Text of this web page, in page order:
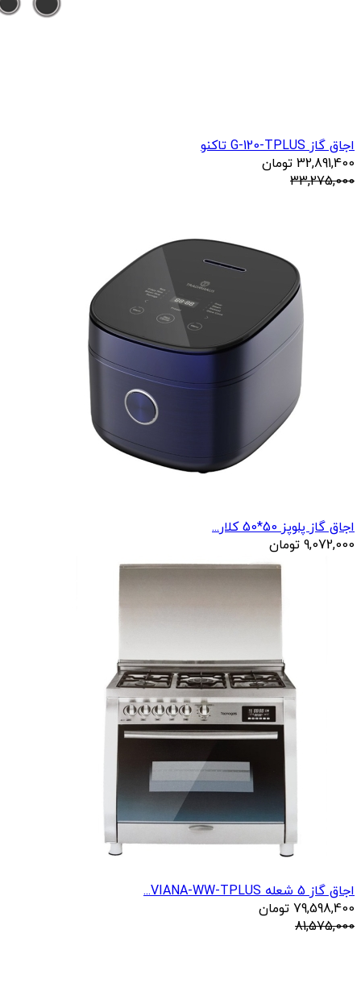
اجاق گاز G-120-TPLUS تاکنو
32,891,400 تومان
33,275,000
اجاق گاز پلوپز 50*50 کلار...
9,072,000 تومان
اجاق گاز 5 شعله VIANA-WW-TPLUS...
79,598,400 تومان
81,575,000